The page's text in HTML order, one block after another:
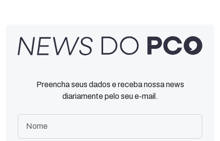
Preencha seus dados e receba nossa news
diariamente pelo seu e-mail.